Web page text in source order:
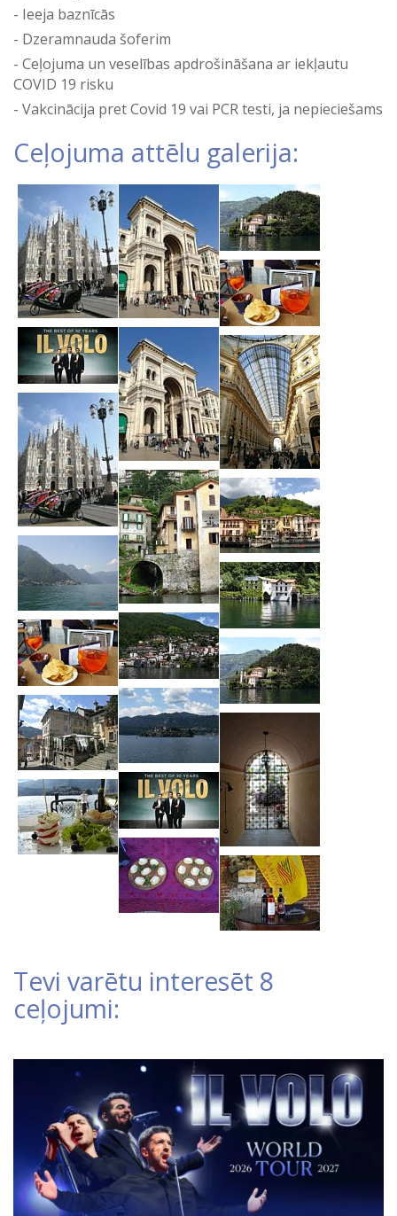
Ieeja baznīcās
Dzeramnauda šoferim
Ceļojuma un veselības apdrošināšana ar iekļautu
COVID 19 risku
Vakcinācija pret Covid 19 vai PCR testi, ja nepieciešams
Ceļojuma attēlu galerija:
Tevi varētu interesēt 8
ceļojumi: